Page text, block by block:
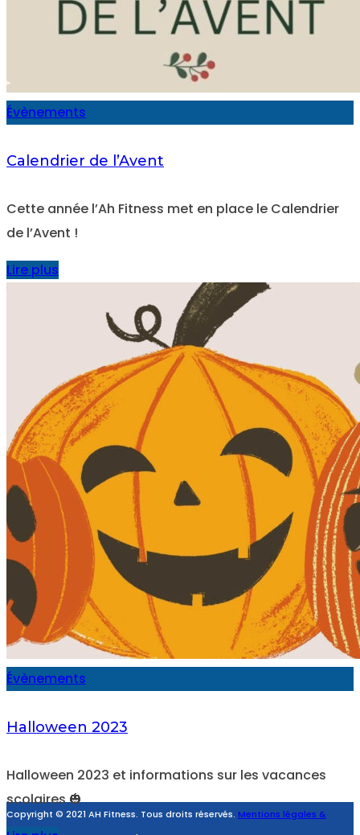
Évènements
Calendrier de l’Avent
Cette année l’Ah Fitness met en place le Calendrier
de l’Avent !
Lire plus
Évènements
Halloween 2023
Halloween 2023 et informations sur les vacances
scolaires 🎃
Copyright © 2021 AH Fitness. Tous droits réservés. Mentions légales &